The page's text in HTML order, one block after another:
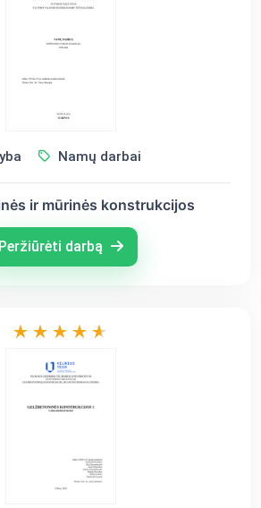
Namų darbai
ir mūrinės konstrukcijos
Peržiūrėti darbą